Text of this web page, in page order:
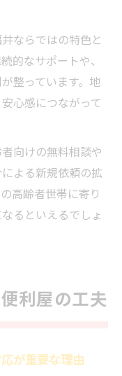
ならではの特色と
的なサポートや、
整っています。地
心感につながって
向けの無料相談や
よる新規依頼の拡
高齢者世帯に寄り
るといえるでしょ
利屋の工夫
が重要な理由